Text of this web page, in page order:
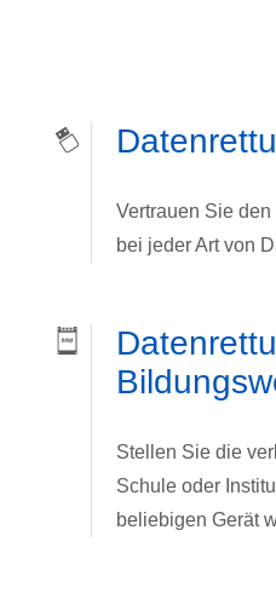
Vertrauen Sie
bei jeder Art von
Stellen Sie die
Schule oder
beliebigen Gerät